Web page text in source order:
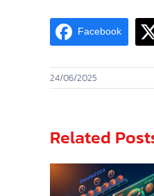
Facebook
24/06/2025
Related